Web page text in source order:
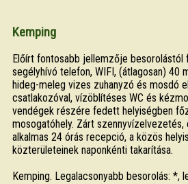
Kemping
Előírt fontosabb jellemzője besorolástól
segélyhívó telefon, WIFI, (átlagosan) 40
hideg-meleg vizes zuhanyzó és mosdó
csatlakozóval, vízöblítéses WC és
vendégek részére fedett helyiségben
mosogatóhely. Zárt szennyvízelvezetés,
alkalmas 24 órás recepció, a közös
közterületeinek naponkénti takarítása.
Kemping. Legalacsonyabb besorolás: *,